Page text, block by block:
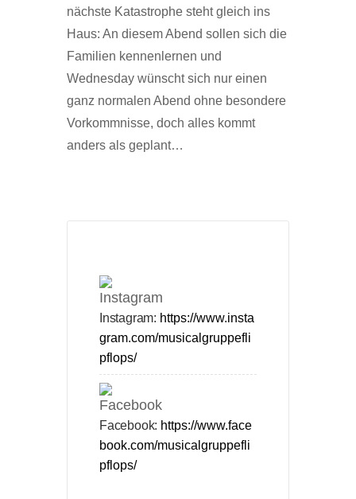
nächste Katastrophe steht gleich ins
Haus: An diesem Abend sollen sich die
Familien kennenlernen und
Wednesday wünscht sich nur einen
ganz normalen Abend ohne besondere
Vorkommnisse, doch alles kommt
anders als geplant…
Instagram: https://www.insta
gram.com/musicalgruppefli
pflops/
Facebook: https://www.face
book.com/musicalgruppefli
pflops/